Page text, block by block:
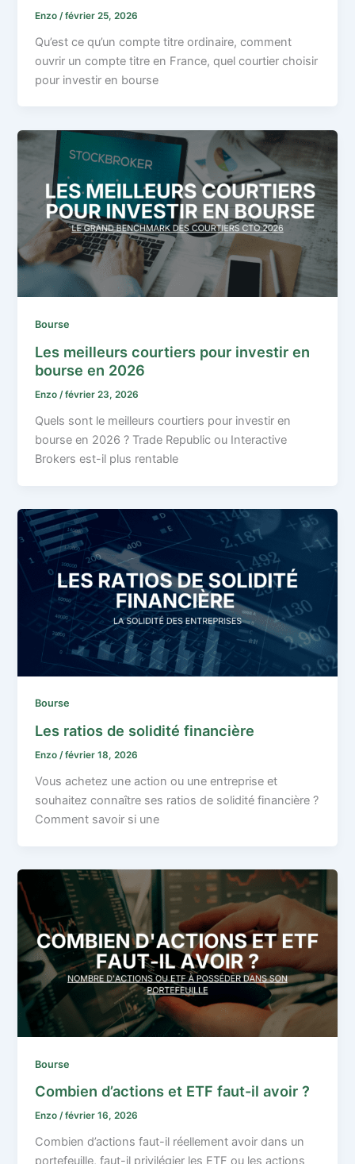
Enzo /février 25, 2026
Qu’est ce qu’un compte titre ordinaire, comment
ouvrir un compte titre en France, quel courtier choisir
pour investir en bourse
Bourse
Les meilleurs courtiers pour investir en
bourse en 2026
Enzo/février 23, 2026
Quels sont le meilleurs courtiers pour investir en
bourse en 2026 ? Trade Republic ou Interactive
Brokers est-il plus rentable
Bourse
Les ratios de solidité financière
Enzo/février 18, 2026
Vous achetez une action ou une entreprise et
souhaitez connaître ses ratios de solidité financière ?
Comment savoir si une
Bourse
Combien d’actions et ETF faut-il avoir ?
Enzo/février 16, 2026
Combien d’actions faut-il réellement avoir dans un
portefeuille, faut-il privilégier les ETF ou les actions